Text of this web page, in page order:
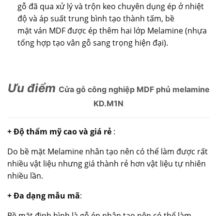
gỗ đã qua xử lý và trộn keo chuyên dụng ép ở nhiệt
độ và áp suất trung bình tạo thành tấm, bề
mặt ván MDF được ép thêm hai lớp Melamine (nhựa
tổng hợp tạo vân gỗ sang trọng hiện đại).
Ưu điểm Cửa gỗ công nghiệp MDF phủ melamine
KD.M1N
+ Độ thẩm mỹ cao và giá rẻ :
Do bề mặt Melamine nhân tạo nên có thể làm được rất
nhiều vật liệu nhưng giá thành rẻ hơn vật liệu tự nhiên
nhiều lần.
+ Đa dạng mẫu mã: